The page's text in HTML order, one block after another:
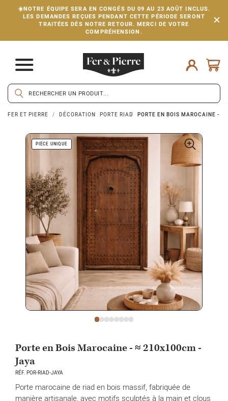
☀️NOTRE ÉQUIPE SERA EN CONGÉS DU 09 AU 23 AOÛT INCLUS.
LES DEMANDES REÇUES PENDANT CETTE PÉRIODE SERONT
TRAITÉES DÈS NOTRE RETOUR. MERCI DE VOTRE
COMPRÉHENSION.
FER ET PIERRE DÉCORATION PORTE RIAD PORTE EN BOIS MAROCAINE -
PIÈCE UNIQUE
Porte en Bois Marocaine - ≈ 210x100cm -
Jaya
RÉF. POR-RIAD-JAYA
Porte marocaine de riad en bois massif, fabriquée de
manière artisanale, avec motifs sculptés à la main et clous